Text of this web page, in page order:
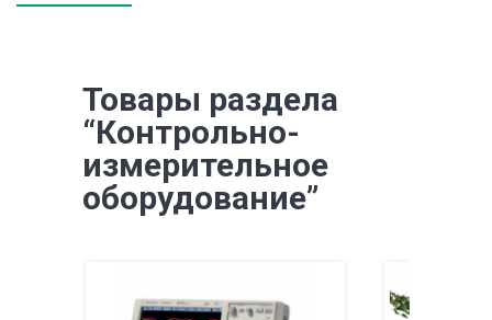
Товары раздела
“Контрольно-
измерительное
оборудование”